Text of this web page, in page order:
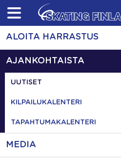
Skip
content
ALOITA HARRASTUS
AJANKOHTAISTA
UUTISET
KILPAILUKALENTERI
TAPAHTUMAKALENTERI
MEDIA